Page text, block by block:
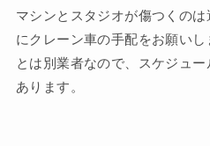
マシンとスタジオが傷つくの
にクレーン車の手配をお願い
とは別業者なので、スケジュ
あります。